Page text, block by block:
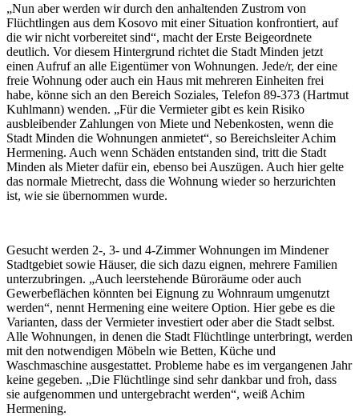
„Nun aber werden wir durch den anhaltenden Zustrom von
Flüchtlingen aus dem Kosovo mit einer Situation konfrontiert, auf
die wir nicht vorbereitet sind“, macht der Erste Beigeordnete
deutlich. Vor diesem Hintergrund richtet die Stadt Minden jetzt
einen Aufruf an alle Eigentümer von Wohnungen. Jede/r, der eine
freie Wohnung oder auch ein Haus mit mehreren Einheiten frei
habe, könne sich an den Bereich Soziales, Telefon 89-373 (Hartmut
Kuhlmann) wenden. „Für die Vermieter gibt es kein Risiko
ausbleibender Zahlungen von Miete und Nebenkosten, wenn die
Stadt Minden die Wohnungen anmietet“, so Bereichsleiter Achim
Hermening. Auch wenn Schäden entstanden sind, tritt die Stadt
Minden als Mieter dafür ein, ebenso bei Auszügen. Auch hier gelte
das normale Mietrecht, dass die Wohnung wieder so herzurichten
ist, wie sie übernommen wurde.
Gesucht werden 2-, 3- und 4-Zimmer Wohnungen im Mindener
Stadtgebiet sowie Häuser, die sich dazu eignen, mehrere Familien
unterzubringen. „Auch leerstehende Büroräume oder auch
Gewerbeflächen könnten bei Eignung zu Wohnraum umgenutzt
werden“, nennt Hermening eine weitere Option. Hier gebe es die
Varianten, dass der Vermieter investiert oder aber die Stadt selbst.
Alle Wohnungen, in denen die Stadt Flüchtlinge unterbringt, werden
mit den notwendigen Möbeln wie Betten, Küche und
Waschmaschine ausgestattet. Probleme habe es im vergangenen Jahr
keine gegeben. „Die Flüchtlinge sind sehr dankbar und froh, dass
sie aufgenommen und untergebracht werden“, weiß Achim
Hermening.